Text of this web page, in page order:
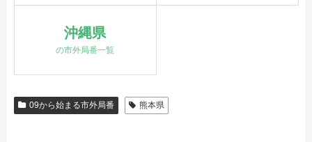
沖縄県
の市外局番一覧
09から始まる市外局番 熊本県